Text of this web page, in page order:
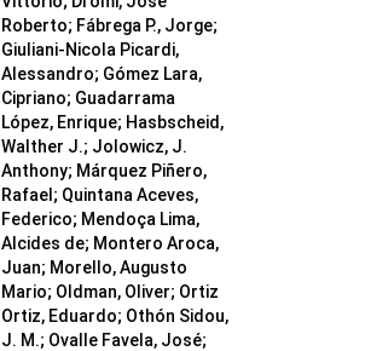
Roberto; Fábrega P., Jorge;
Giuliani-Nicola Picardi,
Alessandro; Gómez Lara,
Cipriano; Guadarrama
López, Enrique; Hasbscheid,
Walther J.; Jolowicz, J.
Anthony; Márquez Piñero,
Rafael; Quintana Aceves,
Federico; Mendoça Lima,
Alcides de; Montero Aroca,
Juan; Morello, Augusto
Mario; Oldman, Oliver; Ortiz
Ortiz, Eduardo; Othón Sidou,
J. M.; Ovalle Favela, José;